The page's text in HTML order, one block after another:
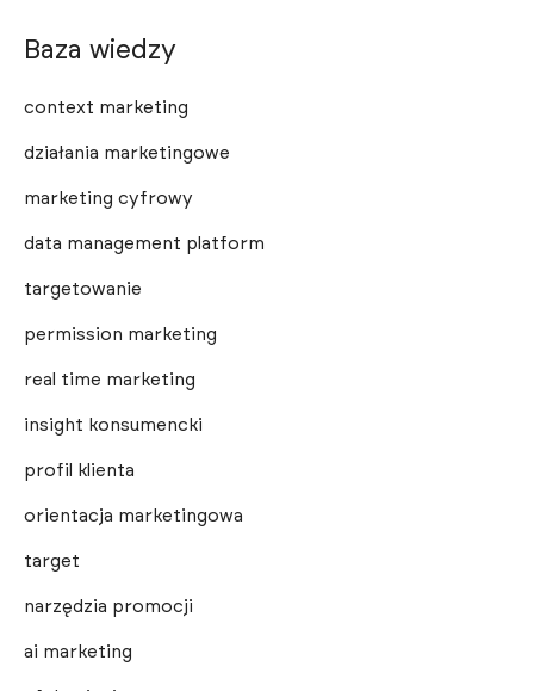
Baza wiedzy
context marketing
działania marketingowe
marketing cyfrowy
data management platform
targetowanie
permission marketing
real time marketing
insight konsumencki
profil klienta
orientacja marketingowa
target
narzędzia promocji
ai marketing